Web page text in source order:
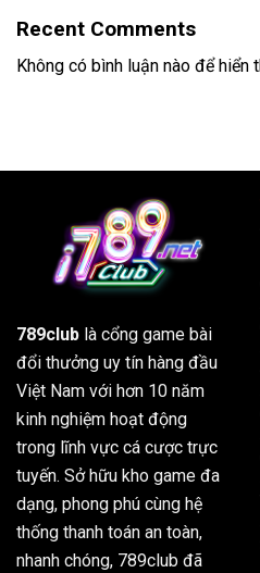
Recent Comments
Không có bình luận nào để hiển
789club là cổng game bài
đổi thưởng uy tín hàng đầu
Việt Nam với hơn 10 năm
kinh nghiệm hoạt động
trong lĩnh vực cá cược trực
tuyến. Sở hữu kho game đa
dạng, phong phú cùng hệ
thống thanh toán an toàn,
nhanh chóng, 789club đã